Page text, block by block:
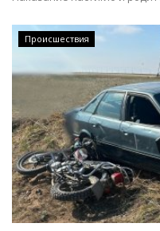
Происшествия